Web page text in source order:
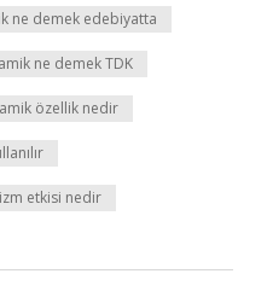
ne demek edebiyatta
ne demek TDK
özellik nedir
etkisi nedir